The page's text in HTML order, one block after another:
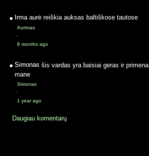
Irma aurė reiškia auksas baltiškose tautose
Aurimas
·
8 months ago
Simonas šis vardas yra baisiai geras ir primena
mane
Simonas
·
1 year ago
Daugiau komentarų